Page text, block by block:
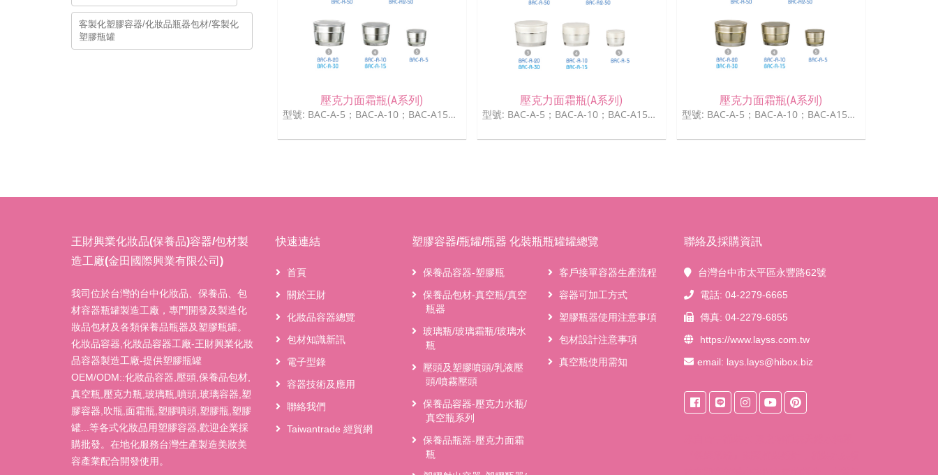
客製化塑膠容器/化妝品瓶器包材/客製化
塑膠瓶罐
壓克力面霜瓶(A系列)
型號: BAC-A-5；BAC-A-10；BAC-A15；BAC-A-20；BAC-A-30；BAC-A-50
壓克力面霜瓶(A系列)
型號: BAC-A-5；BAC-A-10；BAC-A15；BAC-A-20；BAC-A-30；BAC-A-50
壓克力面霜瓶(A系列)
型號: BAC-A-5；BAC-A-10；BAC-A15；BAC-A-20；BAC-A-30；BAC-A-50
王財興業化妝品(保養品)容器/包材製
造工廠(金田國際興業有限公司)
我司位於台灣的台中化妝品、保養品、包
材容器瓶罐製造工廠，專門開發及製造化
妝品包材及各類保養品瓶器及塑膠瓶罐。
化妝品容器,化妝品容器工廠-王財興業化妝
品容器製造工廠-提供塑膠瓶罐
OEM/ODM::化妝品容器,壓頭,保養品包材,
真空瓶,壓克力瓶,玻璃瓶,噴頭,玻璃容器,塑
膠容器,吹瓶,面霜瓶,塑膠噴頭,塑膠瓶,塑膠
罐...等各式化妝品用塑膠容器,歡迎企業採
購批發。在地化服務台灣生產製造美妝美
容產業配合開發使用。
快速連結
首頁
關於王財
化妝品容器總覽
包材知識新訊
電子型錄
容器技術及應用
聯絡我們
Taiwantrade 經貿網
塑膠容器/瓶罐/瓶器 化裝瓶瓶罐罐總覽
保養品容器-塑膠瓶
保養品包材-真空瓶/真空
瓶器
玻璃瓶/玻璃霜瓶/玻璃水
瓶
壓頭及塑膠噴頭/乳液壓
頭/噴霧壓頭
保養品容器-壓克力水瓶/
真空瓶系列
保養品瓶器-壓克力面霜
瓶
客戶接單容器生產流程
容器可加工方式
塑膠瓶器使用注意事項
包材設計注意事項
真空瓶使用需知
聯絡及採購資訊
台灣台中市太平區永豐路62號
電話: 04-2279-6665
傳真: 04-2279-6855
https://www.layss.com.tw
email: lays.lays@hibox.biz